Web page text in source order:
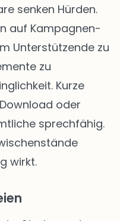
senken Hürden.
auf Kampagnen-
Unterstützende zu
zu
Kurze
oder
sprechfähig.
wirkt.